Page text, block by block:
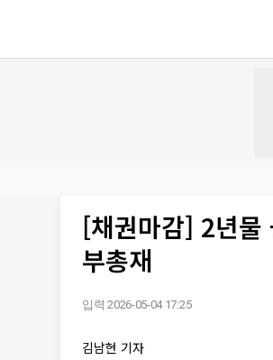
[채권마감] 2년물
부총재
입력 2026-05-04 17:25
김남현 기자